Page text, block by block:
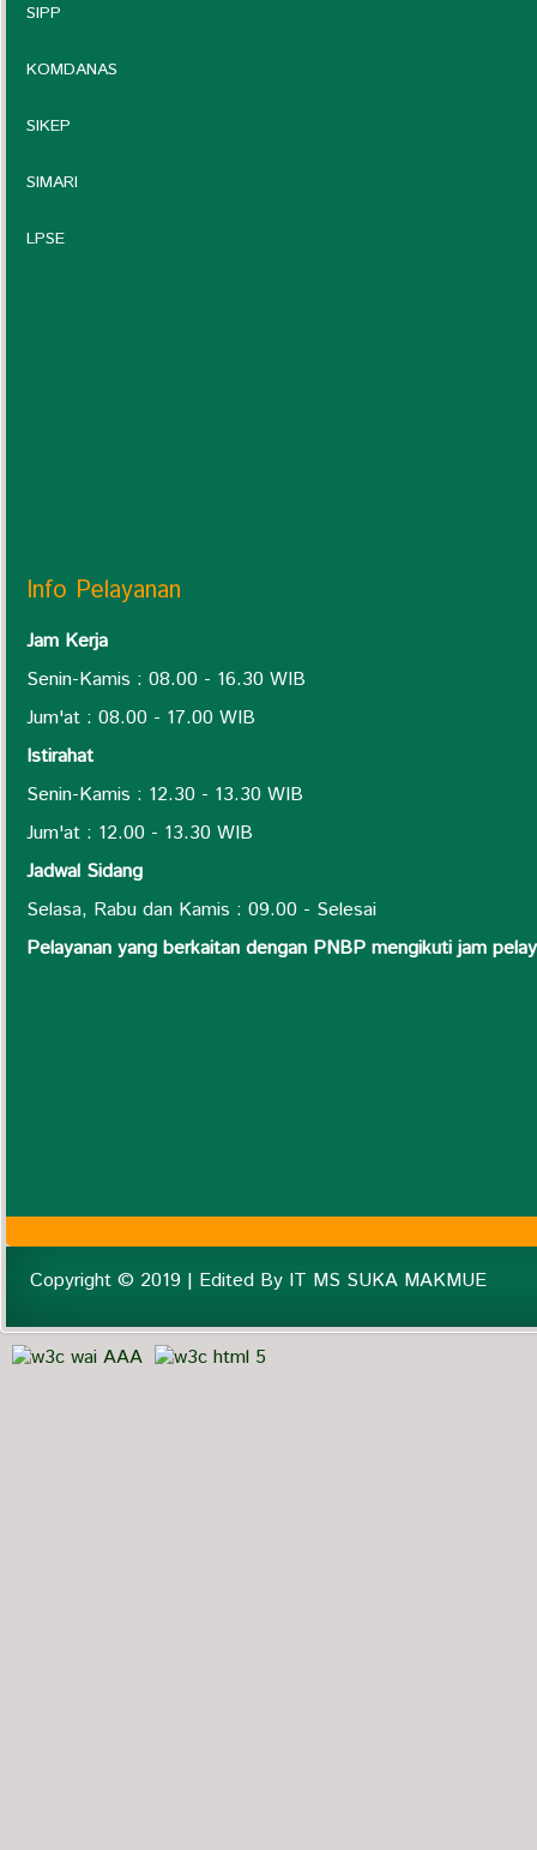
SIPP
KOMDANAS
SIKEP
SIMARI
LPSE
Info Pelayanan
Jam Kerja
Senin-Kamis : 08.00 - 16.30 WIB
Jum'at : 08.00 - 17.00 WIB
Istirahat
Senin-Kamis : 12.30 - 13.30 WIB
Jum'at : 12.00 - 13.30 WIB
Jadwal Sidang
Selasa, Rabu dan Kamis : 09.00 - Selesai
Pelayanan yang berkaitan dengan PNBP mengikuti jam
Copyright © 2019 | Edited By IT MS SUKA MAKMUE